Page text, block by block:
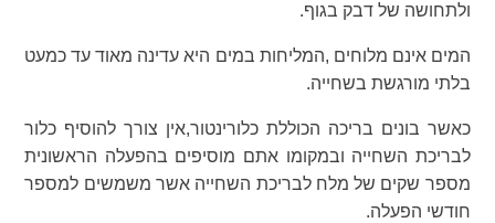
ולתחושה של דבק בגוף.
המים אינם מלוחים ,המליחות במים היא עדינה מאוד עד כמעט
בלתי מורגשת בשחייה.
כאשר בונים בריכה הכוללת כלורינטור,אין צורך להוסיף כלור
לבריכת השחייה ובמקומו אתם מוסיפים בהפעלה הראשונית
מספר שקים של מלח לבריכת השחייה אשר משמשים למספר
חודשי הפעלה.